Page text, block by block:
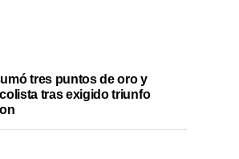
tres puntos de oro y
tras exigido triunfo